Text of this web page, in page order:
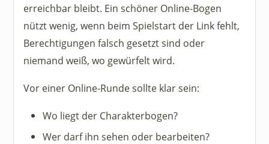
erreichbar bleibt. Ein schöner Online-Bogen
nützt wenig, wenn beim Spielstart der Link fehlt,
Berechtigungen falsch gesetzt sind oder
niemand weiß, wo gewürfelt wird.
Vor einer Online-Runde sollte klar sein:
Wo liegt der Charakterbogen?
Wer darf ihn sehen oder bearbeiten?